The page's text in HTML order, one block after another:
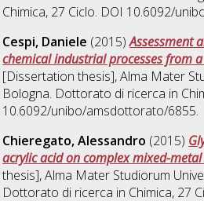
Chimica, 27 Ciclo. DOI 10.6092/
Cespi, Daniele (2015)Assessment
chemical industrial processes from
[Dissertation thesis], Alma Mater
Bologna. Dottorato di ricerca in
10.6092/unibo/amsdottorato/6855.
Chieregato, Alessandro (2015)
acrylic acid on complex mixed-
thesis], Alma Mater Studiorum
Dottorato di ricerca in Chimica, 27